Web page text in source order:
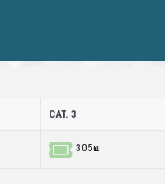
CAT. 3
305₪